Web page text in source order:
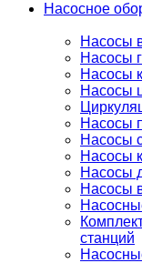
Насосное
Насосы
Насосы
Насосы
Насосы
Насосы
Насосы
Насосы
Насосы
Насосы
станций